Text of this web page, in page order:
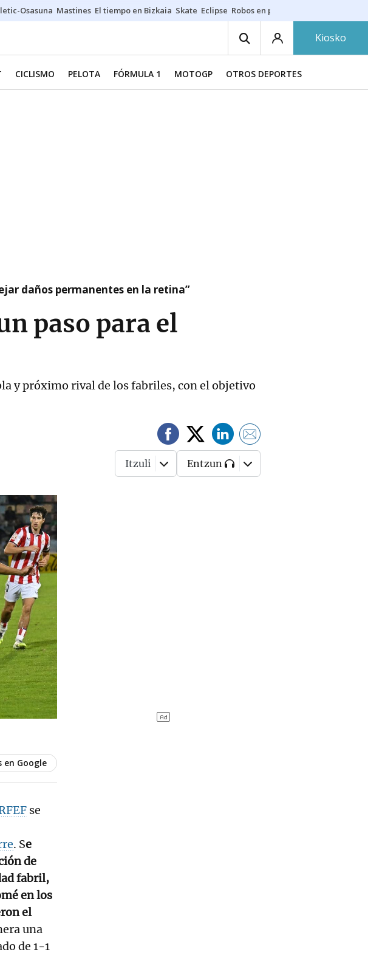
Osasuna Mastines El tiempo en Bizkaia Skate Eclipse Robos en playas
Kiosko
CICLISMO PELOTA FÓRMULA 1 MOTOGP OTROS DEPORTES
daños permanentes en la retina”
paso para el
y próximo rival de los fabriles, con el objetivo
Itzuli Entzun
en Google
se
. Se
de
fabril,
en los
el
una
de 1-1